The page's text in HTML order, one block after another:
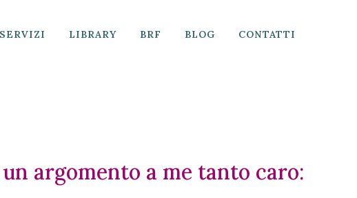
SERVIZI LIBRARY BRF BLOG CONTATTI
argomento a me tanto caro: